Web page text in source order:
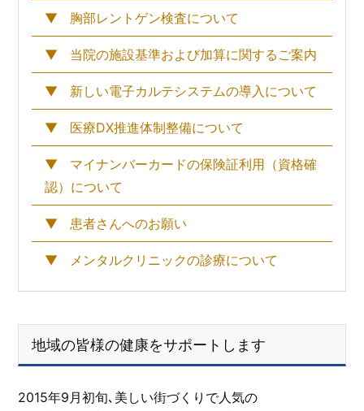
胸部レントゲン検査について
当院の施設基準および加算に関するご案内
新しい電子カルテシステムの導入について
医療DX推進体制整備について
マイナンバーカードの保険証利用（資格確
認）について
患者さんへのお願い
メンタルクリニックの診療について
地域の皆様の健康をサポートします
2015年9月初旬､美しい街づくりで人気の